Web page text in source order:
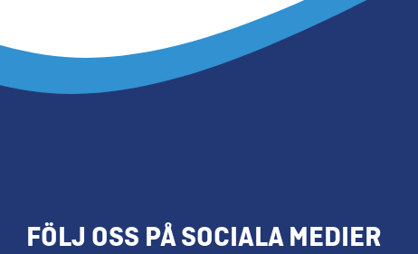
FÖLJ OSS PÅ SOCIALA MEDIER